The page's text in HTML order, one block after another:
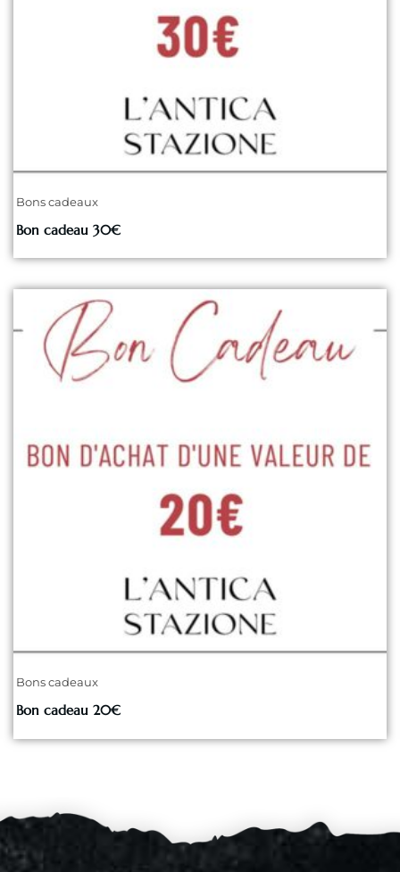
Bons cadeaux
Bon cadeau 30€
Bons cadeaux
Bon cadeau 20€